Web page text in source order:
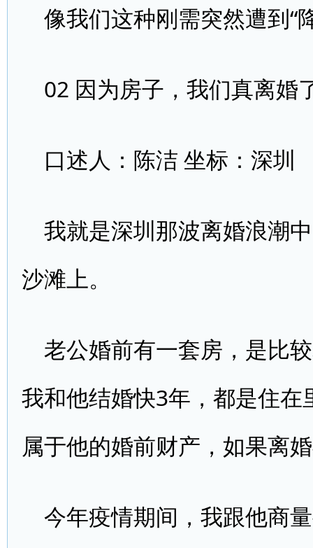
像我们这种刚需突然遭到“
02 因为房子，我们真离婚
口述人：陈洁 坐标：深圳
我就是深圳那波离婚浪潮
沙滩上。
老公婚前有一套房，是比
我和他结婚快3年，都是住
属于他的婚前财产，如果离
今年疫情期间，我跟他商